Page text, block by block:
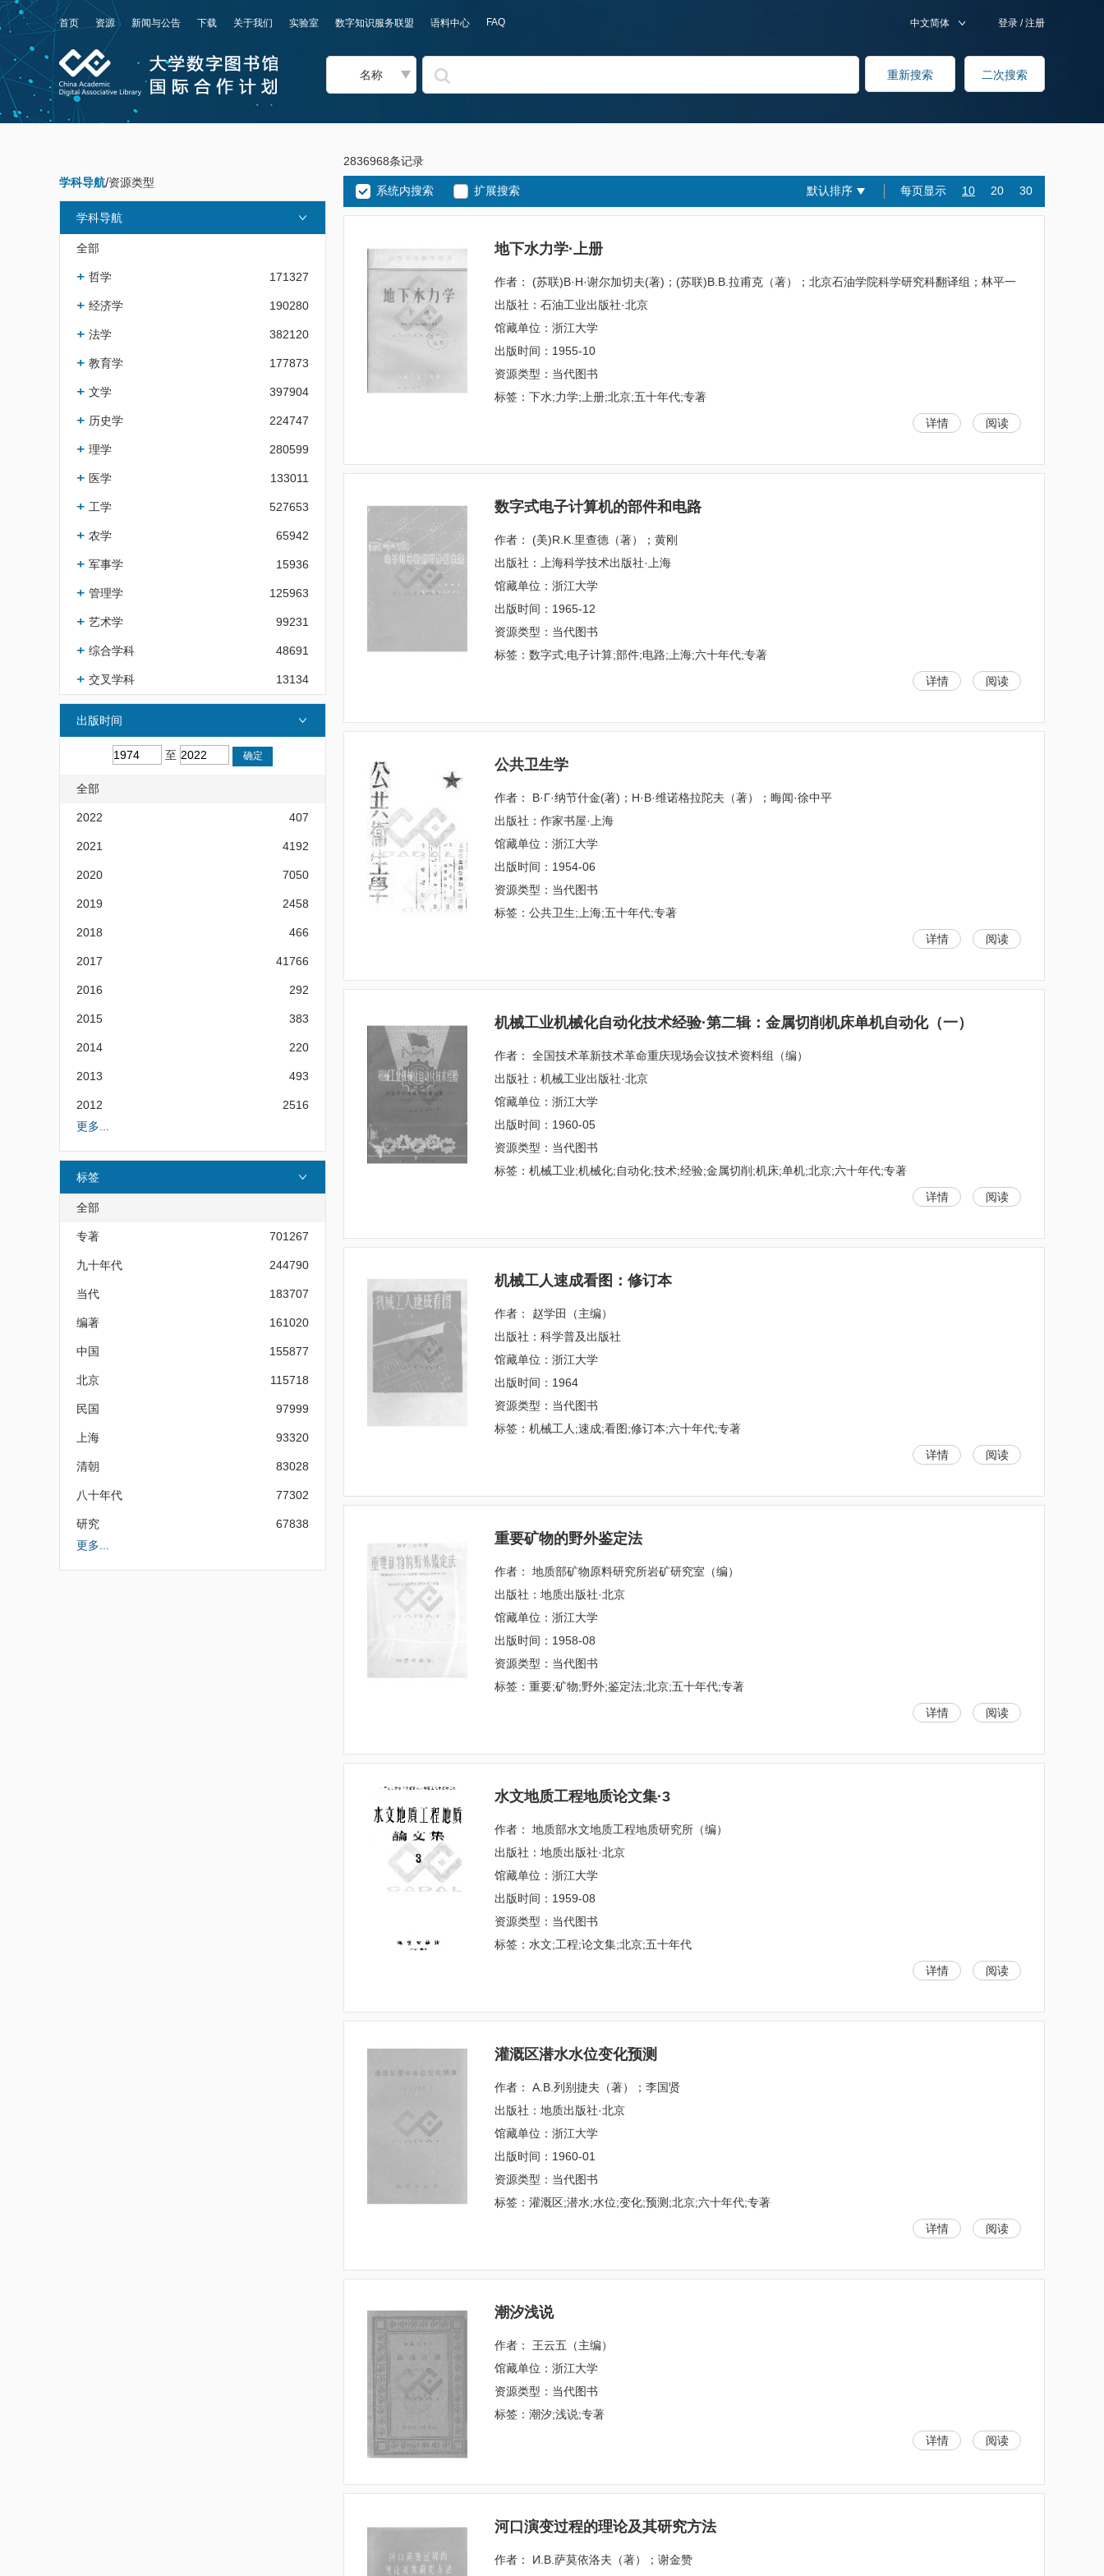
首页 资源 新闻与公告 下载 关于我们 实验室 数字知识服务联盟 语料中心 FAQ 登录 /注册
中文简体
名称
学科导航/资源类型
学科导航
全部
哲学 171327
经济学 190280
法学 382120
教育学 177873
文学 397904
历史学 224747
理学 280599
医学 133011
工学 527653
农学 65942
军事学 15936
管理学 125963
艺术学 99231
综合学科 48691
交叉学科 13134
出版时间
至
全部
2022 407
2021 4192
2020 7050
2019 2458
2018 466
2017 41766
2016 292
2015 383
2014 220
2013 493
2012
2516
更多...
标签
全部
专著 701267
九十年代 244790
当代 183707
编著 161020
中国 155877
北京 115718
民国 97999
上海 93320
清朝 83028
八十年代 77302
研究
67838
更多...
2836968条记录
系统内搜索 扩展搜索 默认排序 每页显示 10 20 30
地下水力学·上册
作者： (苏联)B·H·谢尔加切夫(著)；(苏联)B.B.拉甫克（著）；北京石油学院科学研究科翻译组；林平一
出版社：石油工业出版社·北京
馆藏单位：浙江大学
出版时间：1955-10
资源类型：当代图书
标签：下水;力学;上册;北京;五十年代;专著
详情
阅读
数字式电子计算机的部件和电路
作者： (美)R.K.里查德（著）；黄刚
出版社：上海科学技术出版社·上海
馆藏单位：浙江大学
出版时间：1965-12
资源类型：当代图书
标签：数字式;电子计算;部件;电路;上海;六十年代;专著
详情
阅读
公共卫生学
作者： В·Г·纳节什金(著)；Н·В·维诺格拉陀夫（著）；晦闻·徐中平
出版社：作家书屋·上海
馆藏单位：浙江大学
出版时间：1954-06
资源类型：当代图书
标签：公共卫生;上海;五十年代;专著
详情
阅读
机械工业机械化自动化技术经验·第二辑：金属切削机床单机自动化（一）
作者： 全国技术革新技术革命重庆现场会议技术资料组（编）
出版社：机械工业出版社·北京
馆藏单位：浙江大学
出版时间：1960-05
资源类型：当代图书
标签：机械工业;机械化;自动化;技术;经验;金属切削;机床;单机;北京;六十年代;专著
详情
阅读
机械工人速成看图：修订本
作者： 赵学田（主编）
出版社：科学普及出版社
馆藏单位：浙江大学
出版时间：1964
资源类型：当代图书
标签：机械工人;速成;看图;修订本;六十年代;专著
详情
阅读
重要矿物的野外鉴定法
作者： 地质部矿物原料研究所岩矿研究室（编）
出版社：地质出版社·北京
馆藏单位：浙江大学
出版时间：1958-08
资源类型：当代图书
标签：重要;矿物;野外;鉴定法;北京;五十年代;专著
详情
阅读
水文地质工程地质论文集·3
作者： 地质部水文地质工程地质研究所（编）
出版社：地质出版社·北京
馆藏单位：浙江大学
出版时间：1959-08
资源类型：当代图书
标签：水文;工程;论文集;北京;五十年代
详情
阅读
灌溉区潜水水位变化预测
作者： А.В.列别捷夫（著）；李国贤
出版社：地质出版社·北京
馆藏单位：浙江大学
出版时间：1960-01
资源类型：当代图书
标签：灌溉区;潜水;水位;变化;预测;北京;六十年代;专著
详情
阅读
潮汐浅说
作者： 王云五（主编）
馆藏单位：浙江大学
资源类型：当代图书
标签：潮汐;浅说;专著
详情
阅读
河口演变过程的理论及其研究方法
作者： И.В.萨莫依洛夫（著）；谢金赞